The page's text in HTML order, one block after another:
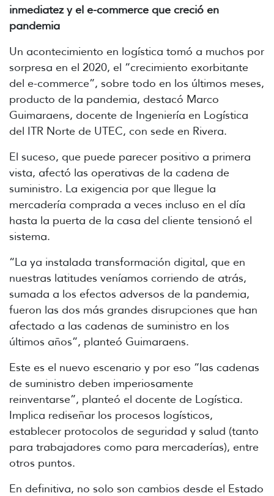
inmediatez y el e-commerce que creció en
pandemia
Un acontecimiento en logística tomó a muchos por
sorpresa en el 2020, el “crecimiento exorbitante
del e-commerce”, sobre todo en los últimos meses,
producto de la pandemia, destacó Marco
Guimaraens, docente de Ingeniería en Logística
del ITR Norte de UTEC, con sede en Rivera.
El suceso, que puede parecer positivo a primera
vista, afectó las operativas de la cadena de
suministro. La exigencia por que llegue la
mercadería comprada a veces incluso en el día
hasta la puerta de la casa del cliente tensionó el
sistema.
“La ya instalada transformación digital, que en
nuestras latitudes veníamos corriendo de atrás,
sumada a los efectos adversos de la pandemia,
fueron las dos más grandes disrupciones que han
afectado a las cadenas de suministro en los
últimos años”, planteó Guimaraens.
Este es el nuevo escenario y por eso “las cadenas
de suministro deben imperiosamente
reinventarse”, planteó el docente de Logística.
Implica rediseñar los procesos logísticos,
establecer protocolos de seguridad y salud (tanto
para trabajadores como para mercaderías), entre
otros puntos.
En definitiva, no solo son cambios desde el Estado